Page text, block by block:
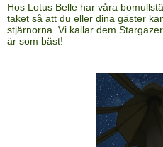
Hos Lotus Belle har våra
taket så att du eller dina gäster
stjärnorna. Vi kallar dem
är som bäst!